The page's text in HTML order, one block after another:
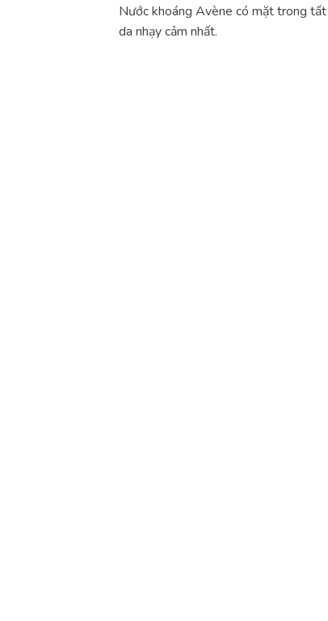
Nước khoáng Avène có mặt trong tất
da nhạy cảm nhất.